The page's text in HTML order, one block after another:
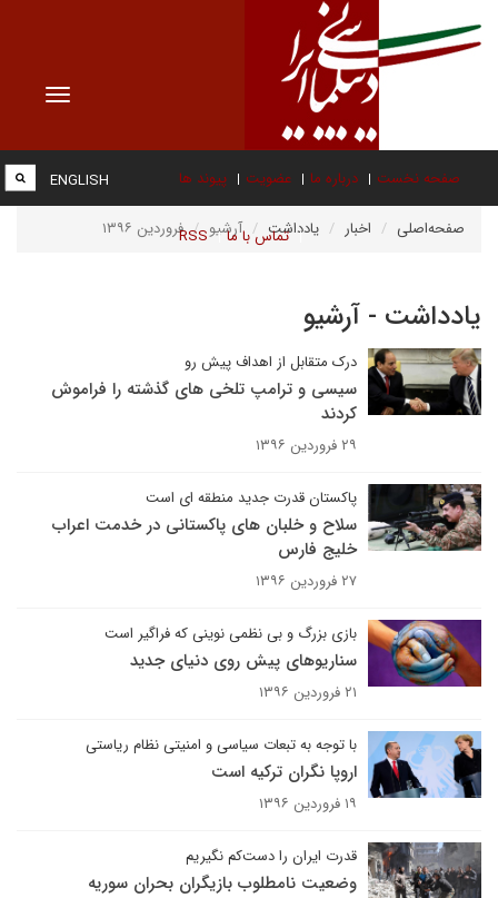
Toggle
صفحه نخست درباره ما عضویت پیوند ها
تماس با ما RSS
ENGLISH
صفحه‌اصلی اخبار یادداشت آرشیو فروردین ۱۳۹۶
یادداشت - آرشیو
درک متقابل از اهداف پیش رو
سیسی و ترامپ تلخی های گذشته را فراموش
کردند
۲۹ فروردین ۱۳۹۶
پاکستان قدرت جدید منطقه ای است
سلاح و خلبان های پاکستانی در خدمت اعراب
خلیج فارس
۲۷ فروردین ۱۳۹۶
بازی بزرگ و بی نظمی نوینی که فراگیر است
سناریوهای پیش روی دنیای جدید
۲۱ فروردین ۱۳۹۶
با توجه به تبعات سیاسی و امنیتی نظام ریاستی
اروپا نگران ترکیه است
۱۹ فروردین ۱۳۹۶
قدرت ایران را دست‌کم نگیریم
وضعیت نامطلوب بازیگران بحران سوریه